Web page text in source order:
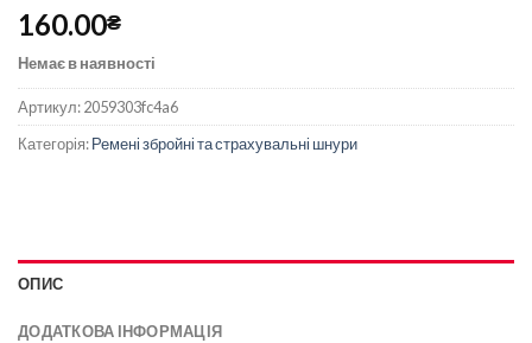
160.00₴
Немає в наявності
Артикул:2059303fc4a6
Категорія:Ремені збройні та страхувальні шнури
ОПИС
ДОДАТКОВА ІНФОРМАЦІЯ